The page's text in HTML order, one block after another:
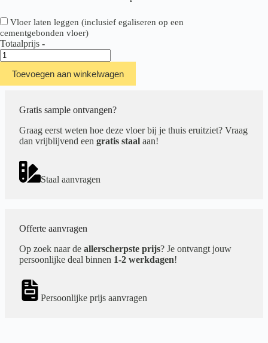
Vloer laten leggen (inclusief egaliseren op een
cementgebonden vloer)
Totaalprijs -
Hebeta/Montinique
Largo
XXL
Plank
aantal
Toevoegen aan winkelwagen
Gratis sample ontvangen?
Graag eerst weten hoe deze vloer bij je thuis eruitziet? Vraag
dan vrijblijvend een gratis staal aan!
Staal aanvragen
Offerte aanvragen
Op zoek naar de allerscherpste prijs? Je ontvangt jouw
persoonlijke deal binnen 1-2 werkdagen!
Persoonlijke prijs aanvragen